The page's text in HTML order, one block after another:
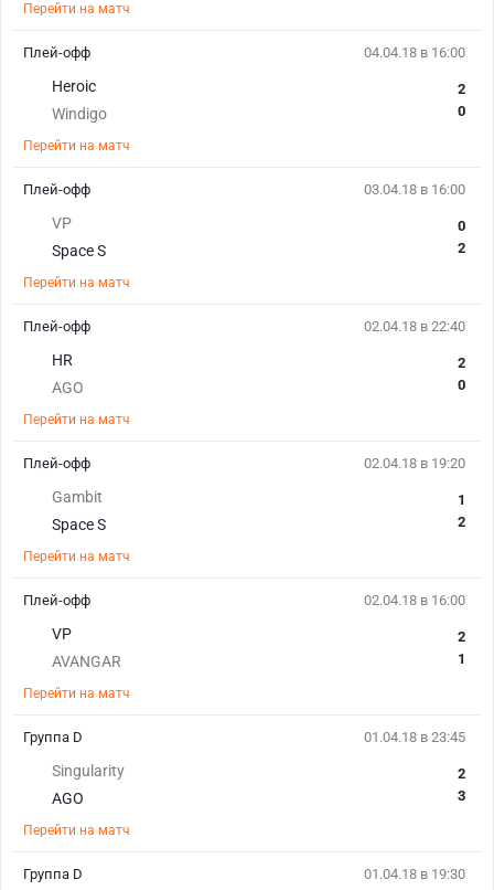
Перейти на матч
04.04.18 в 16:00
Heroic
Windigo
2
0
Перейти на матч
Плей-офф
03.04.18 в 16:00
VP
Space S
0
2
Перейти на матч
Плей-офф
02.04.18 в 22:40
HR
AGO
2
0
Перейти на матч
Плей-офф
02.04.18 в 19:20
Gambit
Space S
1
2
Перейти на матч
Плей-офф
02.04.18 в 16:00
VP
AVANGAR
2
1
Перейти на матч
Плей-офф
01.04.18 в 23:45
Singularity
AGO
2
3
Перейти на матч
Группа D
01.04.18 в 19:30
Группа D